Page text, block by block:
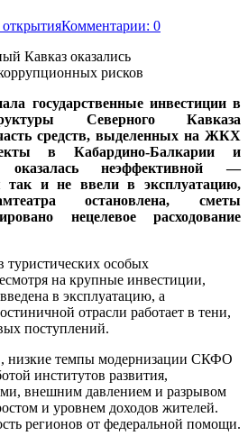
Комментарии: 0
государственные инвестиции в
Северного Кавказа
средств, выделенных на ЖКХ
в Кабардино-Балкарии и
оказалась неэффективной —
так и не ввели в эксплуатацию,
остановлена, сметы
нецелевое расходование
особых
на крупные инвестиции,
в эксплуатацию, а
отрасли работает в тени,
поступлений.
низкие темпы модернизации СКФО
институтов развития,
внешним давлением и разрывом
и уровнем доходов жителей.
регионов от федеральной помощи.